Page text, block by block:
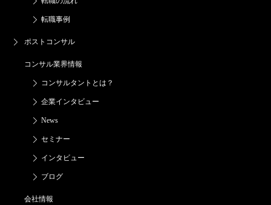
転職事例
ポストコンサル
コンサル業界情報
コンサルタントとは？
企業インタビュー
News
セミナー
インタビュー
ブログ
会社情報